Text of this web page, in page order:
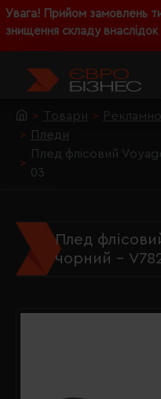
Увага! Прийом замовлень
знищення складу
Товари
Пледи
Плед флісовий
03
Плед
чорний -